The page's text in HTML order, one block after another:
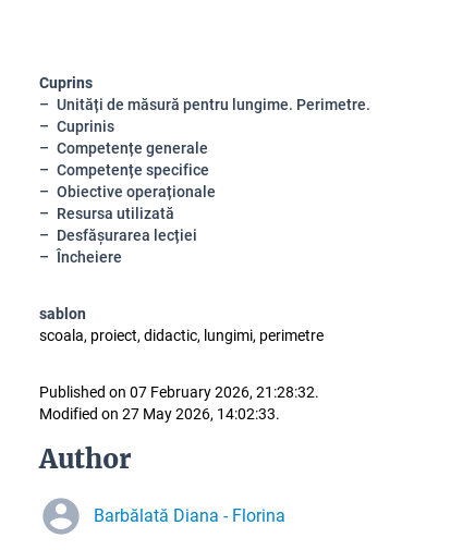
Cuprins
Unități de măsură pentru lungime. Perimetre.
Cuprinis
Competențe generale
Competențe specifice
Obiective operaționale
Resursa utilizată
Desfășurarea lecției
Încheiere
sablon
scoala, proiect, didactic, lungimi, perimetre
Published on 07 February 2026, 21:28:32.
Modified on 27 May 2026, 14:02:33.
Author
Barbălată Diana - Florina